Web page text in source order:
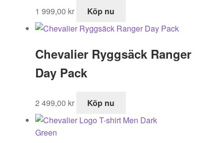
1 999,00 kr Köp nu
Chevalier Ryggsäck Ranger
Day Pack
2 499,00 kr Köp nu